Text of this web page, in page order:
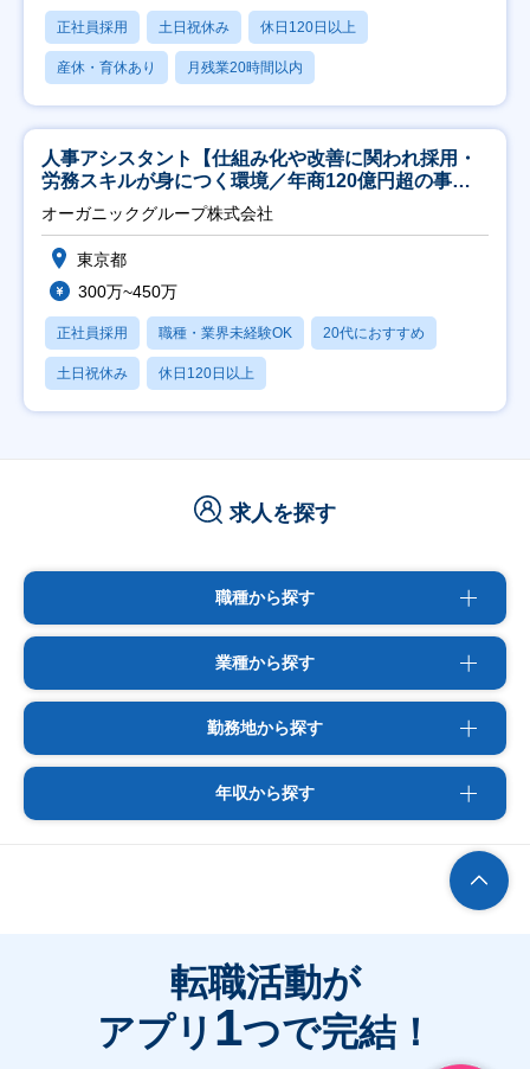
正社員採用 土日祝休み 休日120日以上
産休・育休あり 月残業20時間以内
人事アシスタント【仕組み化や改善に関われ採用・
労務スキルが身につく環境／年商120億円超の事業
会社】
オーガニックグループ株式会社
東京都
300万~450万
正社員採用 職種・業界未経験OK 20代におすすめ
土日祝休み 休日120日以上
求人を探す
職種から探す
業種から探す
勤務地から探す
年収から探す
転職活動が
アプリ 1つで完結！